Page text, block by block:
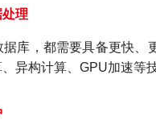
理
库，都需要具备更快
异构计算、GPU加速等